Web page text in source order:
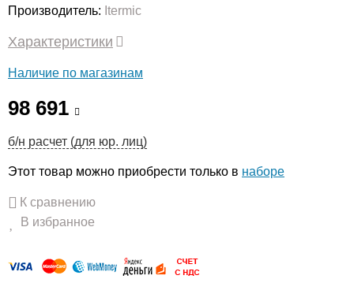
Производитель: Itermic
Характеристики
Наличие по магазинам
98 691
б/н расчет (для юр. лиц)
Этот товар можно приобрести только в наборе
К сравнению
В избранное